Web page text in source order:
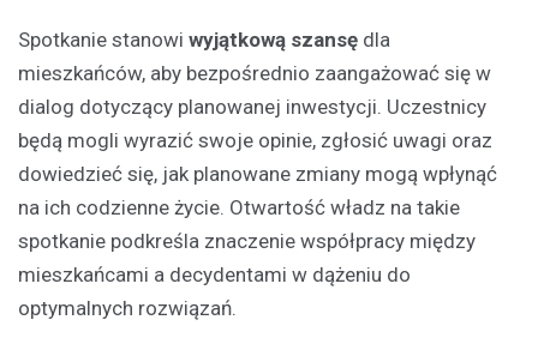
Spotkanie stanowi wyjątkową szansę dla
mieszkańców, aby bezpośrednio zaangażować się w
dialog dotyczący planowanej inwestycji. Uczestnicy
będą mogli wyrazić swoje opinie, zgłosić uwagi oraz
dowiedzieć się, jak planowane zmiany mogą wpłynąć
na ich codzienne życie. Otwartość władz na takie
spotkanie podkreśla znaczenie współpracy między
mieszkańcami a decydentami w dążeniu do
optymalnych rozwiązań.